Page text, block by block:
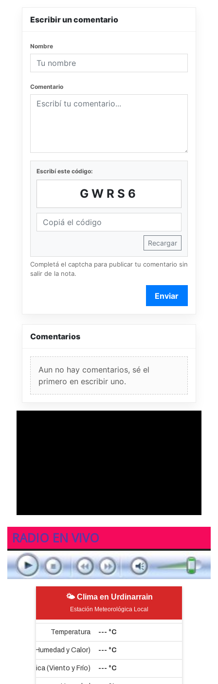
Escribir un comentario
Nombre
Comentario
Escribí este código:
GWRS6
Recargar
Completá el captcha para publicar tu comentario sin
salir de la nota.
Enviar
Comentarios
Aun no hay comentarios, sé el
primero en escribir uno.
RADIO EN VIVO
🌤 Clima en Urdinarrain
Estación Meteorológica Local